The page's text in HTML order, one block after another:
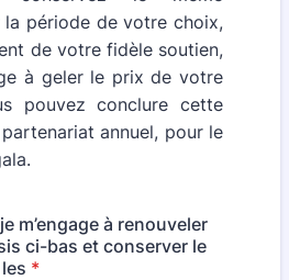
période de votre choix,
de votre fidèle soutien,
à geler le prix de votre
pouvez conclure cette
annuel, pour le
m’engage à renouveler
ci-bas et conserver le
*